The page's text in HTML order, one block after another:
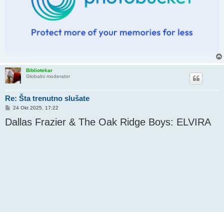
Bibliotekar
Globalni moderator
Re: Šta trenutno slušate
P
s
t
24 Okt 2025, 17:22
Dallas Frazier & The Oak Ridge Boys: ELVIRA